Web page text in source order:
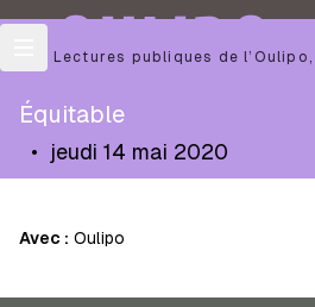
OULIPO
Les Lectures publiques de l’Oulipo
Équitable
• jeudi 14 mai 2020
Avec : Oulipo